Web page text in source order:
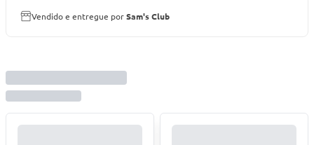
Vendido e entregue porSam's Club